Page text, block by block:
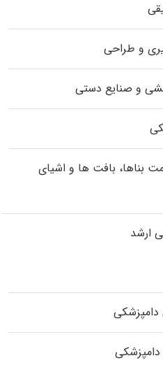
و طراحی
و صنایع دستی
بناها، بافت‌ ها و اشیای
ارشد
دامپزشکی